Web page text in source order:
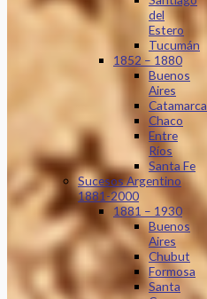
del
Estero
Tucumán
1852 – 1880
Buenos
Aires
Catamarca
Chaco
Entre
Ríos
Santa Fe
Sucesos Argentino
1881-2000
1881 – 1930
Buenos
Aires
Chubut
Formosa
Santa